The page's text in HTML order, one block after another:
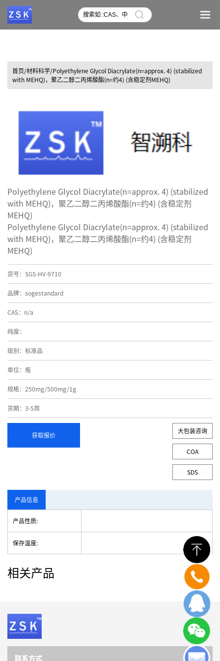
首页/材料科学/Polyethylene Glycol Diacrylate(n=approx. 4) (stabilized
with MEHQ)，聚乙二醇二丙烯酸酯(n=约4) (含稳定剂MEHQ)
Polyethylene Glycol Diacrylate(n=approx. 4) (stabilized
with MEHQ)，聚乙二醇二丙烯酸酯(n=约4) (含稳定剂
MEHQ)
Polyethylene Glycol Diacrylate(n=approx. 4) (stabilized
with MEHQ)，聚乙二醇二丙烯酸酯(n=约4) (含稳定剂
MEHQ)
货号：SGS-HV-9710
品牌：sogestandard
CAS：n/a
纯度：
级别：标准品
单位：瓶
规格：250mg/500mg/1g
货期：3-5周
获取报价
大包装咨询
COA
SDS
产品信息
产品性质:
保存温度:
相关产品
联系方式